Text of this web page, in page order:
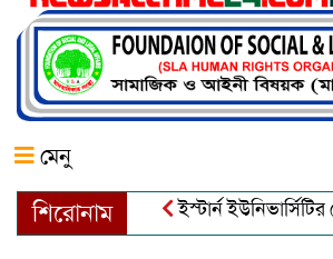
মেনু
শিরোনাম ইস্টার্ন ইউনিভার্সিটির